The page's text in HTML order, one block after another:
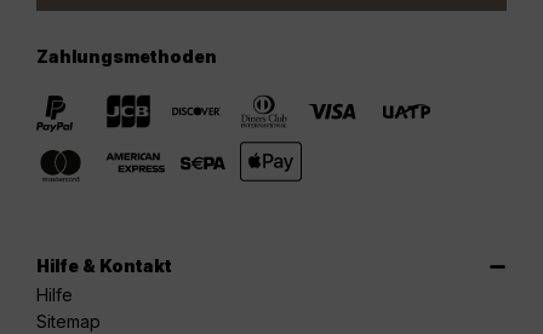
Zahlungsmethoden
Hilfe & Kontakt
Hilfe
Sitemap